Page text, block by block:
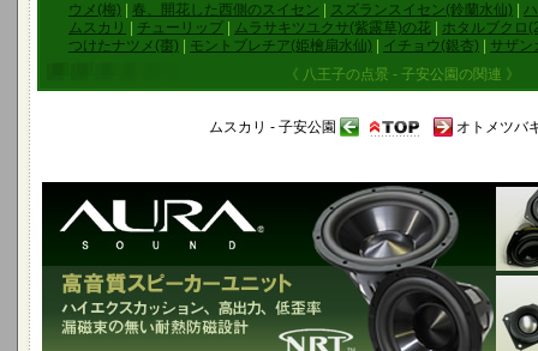
ウメ(梅)
春、開花した西側のスイセン スズランスイセン(鈴蘭水仙)
ムスカリ
チューリップ ムラサキツユクサ(紫露草)の花
ホタルブクロ
つけたナツメ(棗)
モントブレチア(姫檜扇水仙) イチョウ(銀杏)
サザン
《 八王子の点景 - 子安公園の関連 》
ムスカリ - 子安公園 オトメツバ